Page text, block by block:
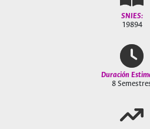
SNIES:
19894
Duración
8